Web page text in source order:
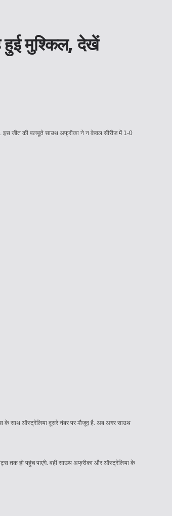
हुई मुश्किल, देखें
इस जीत की बलबूते साउथ अफ्रीका ने न केवल सीरीज में 1-0
के साथ ऑस्ट्रेलिया दूसरे नंबर पर मौजूद है. अब अगर साउथ
तक ही पहुंच पाएंगे. वहीं साउथ अफ्रीका और ऑस्ट्रेलिया के